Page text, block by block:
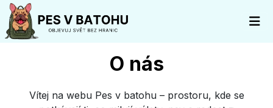
O nás
Vítej na webu Pes v batohu – prostoru, kde se